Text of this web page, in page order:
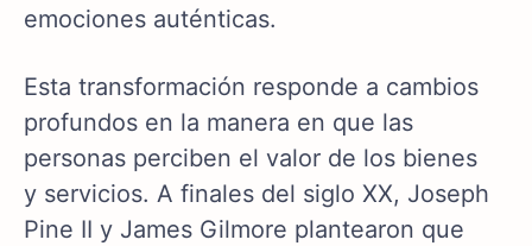
emociones auténticas.
Esta transformación responde a cambios
profundos en la manera en que las
personas perciben el valor de los bienes
y servicios. A finales del siglo XX, Joseph
Pine II y James Gilmore plantearon que